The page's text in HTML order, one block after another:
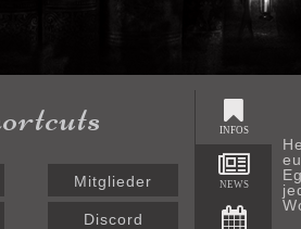
Mitglieder
Discord
INFOS
NEWS